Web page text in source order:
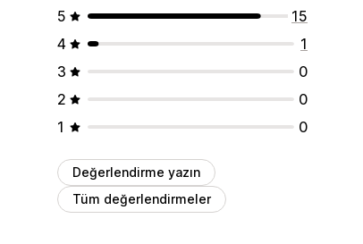
5
15
4
1
3
0
2
0
1
0
Değerlendirme yazın
Tüm değerlendirmeler